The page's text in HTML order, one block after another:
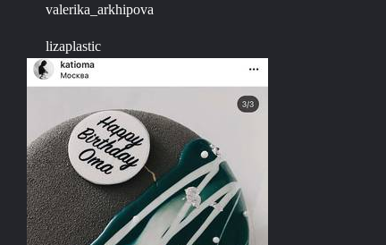
valerika_arkhipova
lizaplastic